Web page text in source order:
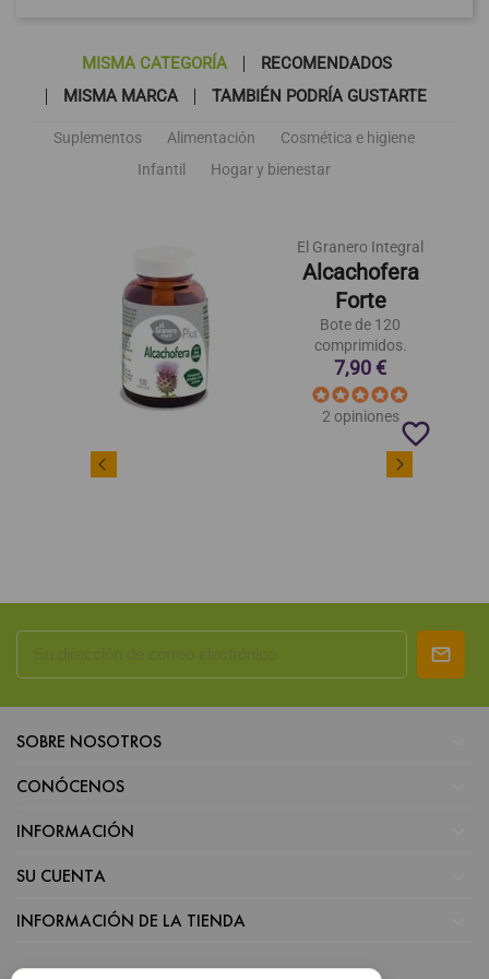
MISMA CATEGORÍA
RECOMENDADOS
MISMA MARCA
TAMBIÉN PODRÍA GUSTARTE
Suplementos Alimentación
Cosmética e higiene
Infantil
Hogar y bienestar
El Granero Integral
Alcachofera
Forte
Bote de 120
comprimidos.
7,90 €
2 opiniones
favorite_border
SOBRE NOSOTROS
CONÓCENOS
INFORMACIÓN
SU CUENTA
INFORMACIÓN DE LA TIENDA